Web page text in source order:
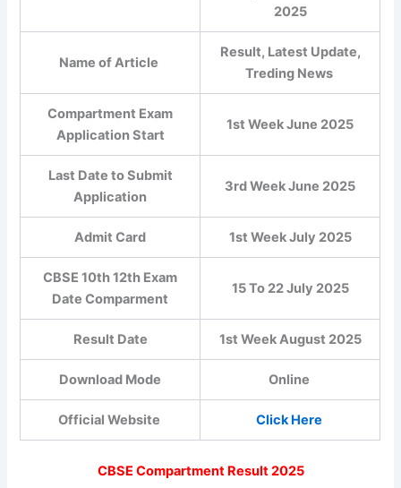
2025
Name of Article
Result, Latest Update,
Treding News
Compartment Exam
Application Start
1st Week June 2025
Last Date to Submit
Application
3rd Week June 2025
Admit Card 1st Week July 2025
CBSE 10th 12th Exam
Date Comparment
15 To 22 July 2025
Result Date 1st Week August 2025
Download Mode Online
Official Website Click Here
CBSE Compartment Result 2025